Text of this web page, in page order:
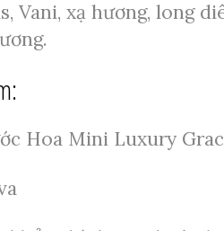
Vani, xạ hương, long
Hoa Mini Luxury